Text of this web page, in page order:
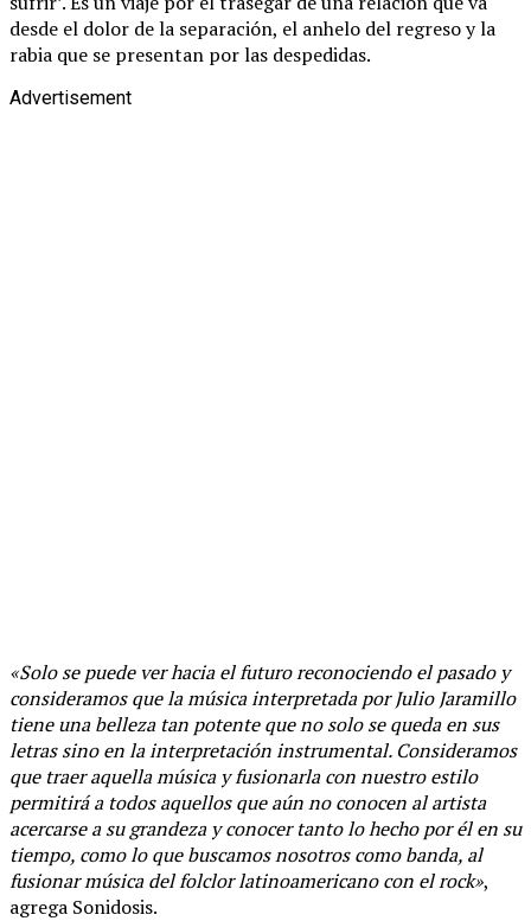
desde el dolor de la separación, el anhelo del regreso y la
rabia que se presentan por las despedidas.
Advertisement
«Solo se puede ver hacia el futuro reconociendo el pasado y
consideramos que la música interpretada por Julio Jaramillo
tiene una belleza tan potente que no solo se queda en sus
letras sino en la interpretación instrumental. Consideramos
que traer aquella música y fusionarla con nuestro estilo
permitirá a todos aquellos que aún no conocen al artista
acercarse a su grandeza y conocer tanto lo hecho por él en su
tiempo, como lo que buscamos nosotros como banda, al
fusionar música del folclor latinoamericano con el rock»,
agrega Sonidosis.